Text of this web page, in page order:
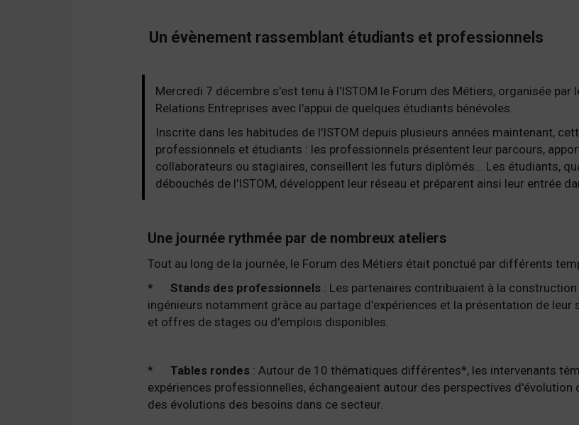
Un évènement rassemblant étudiants et professionnels
Mercredi 7 décembre s'est tenu à l'ISTOM le Forum des Métiers, organisée
Relations Entreprises avec l'appui de quelques étudiants bénévoles.
Inscrite dans les habitudes de l'ISTOM depuis plusieurs années maintenant,
professionnels et étudiants : les professionnels présentent leur parcours,
collaborateurs ou stagiaires, conseillent les futurs diplômés... Les étudiants,
débouchés de l'ISTOM, développent leur réseau et préparent ainsi leur entrée
Une journée rythmée par de nombreux ateliers
Tout au long de la journée, le Forum des Métiers était ponctué par différents
*
Stands des professionnels: Les partenaires contribuaient à la
ingénieurs notamment grâce au partage d'expériences et la présentation de
et offres de stages ou d'emplois disponibles.
* Tables rondes: Autour de 10 thématiques différentes*, les intervenants
expériences professionnelles, échangeaient autour des perspectives
des évolutions des besoins dans ce secteur.